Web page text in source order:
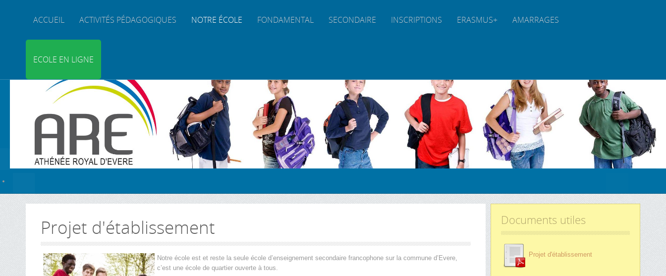
ACCUEIL ACTIVITÉS PÉDAGOGIQUES NOTRE ÉCOLE FONDAMENTAL SECONDAIRE INSCRIPTIONS ERASMUS+ AMARRAGES
ECOLE EN LIGNE
Projet d'établissement
Notre école est et reste la seule école d’enseignement secondaire francophone sur la commune d’Evere,
c’est une école de quartier ouverte à tous.
Documents utiles
Projet d'établissement